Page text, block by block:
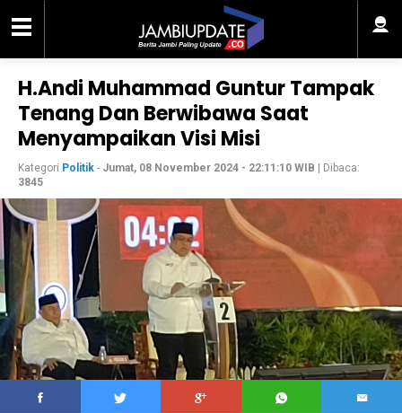
H.Andi Muhammad Guntur Tampak
Tenang Dan Berwibawa Saat
Menyampaikan Visi Misi
Kategori Politik - Jumat, 08 November 2024 - 22:11:10 WIB | Dibaca:
3845